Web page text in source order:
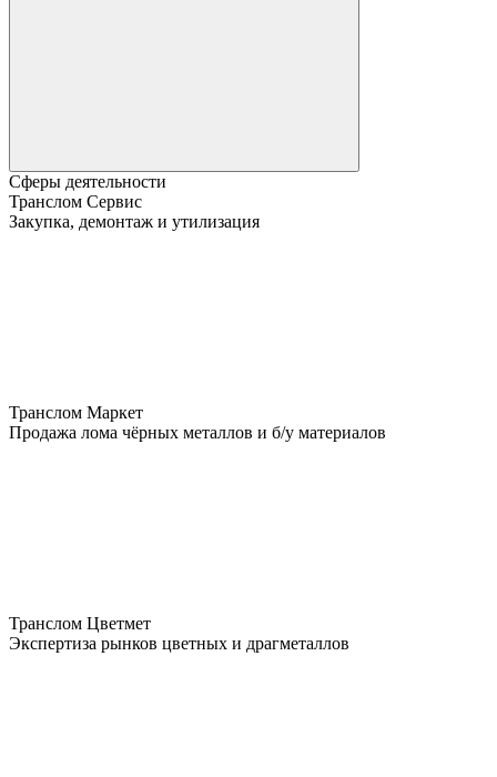
Сферы деятельности
Транслом Сервис
Закупка, демонтаж и утилизация
Транслом Маркет
Продажа лома чёрных металлов и б/у материалов
Транслом Цветмет
Экспертиза рынков цветных и драгметаллов